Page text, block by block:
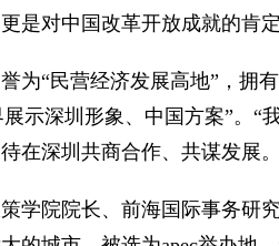
是对中国改革开放成就的肯
为“民营经济发展高地”，拥
展示深圳形象、中国方案”。
在深圳共商合作、共谋发展
学院院长、前海国际事务研